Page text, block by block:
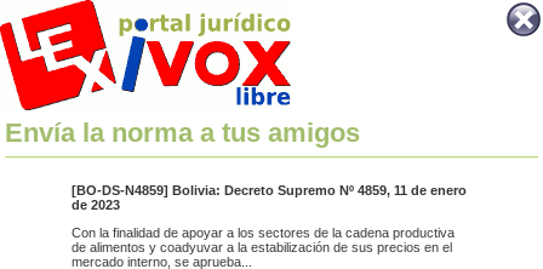
Envía la norma a tus amigos
[BO-DS-N4859] Bolivia: Decreto Supremo Nº 4859, 11 de enero
de 2023
Con la finalidad de apoyar a los sectores de la cadena productiva
de alimentos y coadyuvar a la estabilización de sus precios en el
mercado interno, se aprueba...